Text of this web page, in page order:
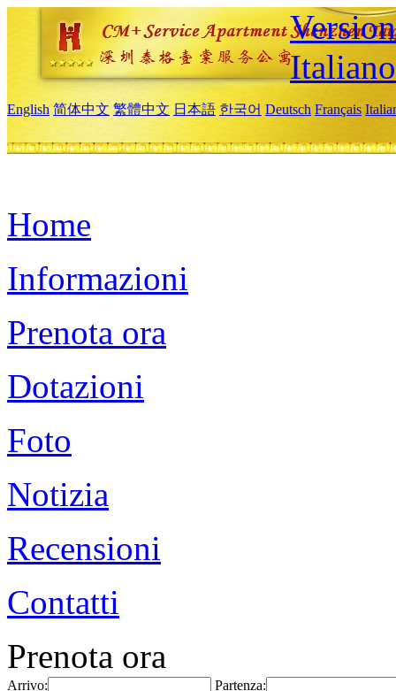
Italiano
English 简体中文 繁體中文 日本語 한국어 Deutsch Français
Home
Informazioni
Prenota ora
Dotazioni
Foto
Notizia
Recensioni
Contatti
Prenota ora
Arrivo: Partenza: